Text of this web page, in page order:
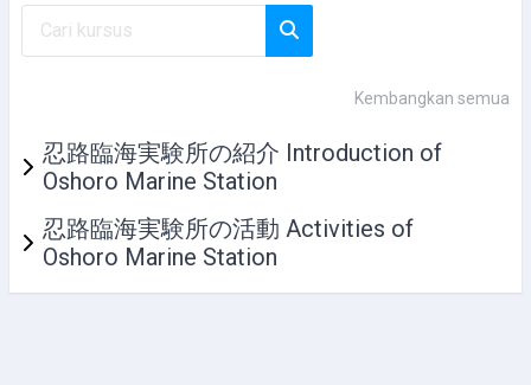
Cari kursus
Kembangkan semua
忍路臨海実験所の紹介 Introduction of
Oshoro Marine Station
忍路臨海実験所の活動 Activities of
Oshoro Marine Station